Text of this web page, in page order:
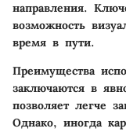
направления.
возможность
время в пути.
Преимущества
заключаются в
позволяет легче
Однако, иногда